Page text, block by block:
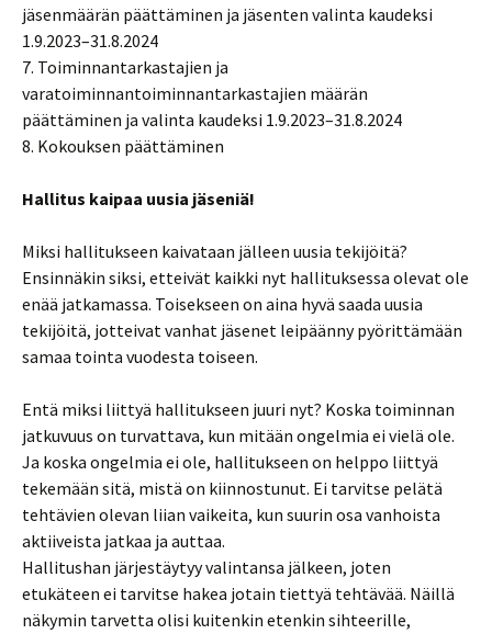
jäsenmäärän päättäminen ja jäsenten valinta kaudeksi
1.9.2023–31.8.2024
7. Toiminnantarkastajien ja
varatoiminnantoiminnantarkastajien määrän
päättäminen ja valinta kaudeksi 1.9.2023–31.8.2024
8. Kokouksen päättäminen
Hallitus kaipaa uusia jäseniä!
Miksi hallitukseen kaivataan jälleen uusia tekijöitä?
Ensinnäkin siksi, etteivät kaikki nyt hallituksessa olevat ole
enää jatkamassa. Toisekseen on aina hyvä saada uusia
tekijöitä, jotteivat vanhat jäsenet leipäänny pyörittämään
samaa tointa vuodesta toiseen.
Entä miksi liittyä hallitukseen juuri nyt? Koska toiminnan
jatkuvuus on turvattava, kun mitään ongelmia ei vielä ole.
Ja koska ongelmia ei ole, hallitukseen on helppo liittyä
tekemään sitä, mistä on kiinnostunut. Ei tarvitse pelätä
tehtävien olevan liian vaikeita, kun suurin osa vanhoista
aktiiveista jatkaa ja auttaa.
Hallitushan järjestäytyy valintansa jälkeen, joten
etukäteen ei tarvitse hakea jotain tiettyä tehtävää. Näillä
näkymin tarvetta olisi kuitenkin etenkin sihteerille,